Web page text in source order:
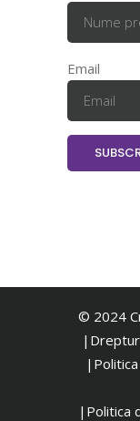
Email
© 2024
|
|Politica